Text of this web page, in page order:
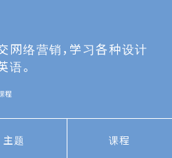
网络营销，学习各种设计
。
程
主题 课程